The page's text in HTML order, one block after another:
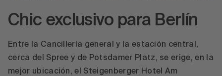
Chic exclusivo para Berlín
Entre la Cancillería general y la estación central,
cerca del Spree y de Potsdamer Platz, se erige, en la
mejor ubicación, el Steigenberger Hotel Am